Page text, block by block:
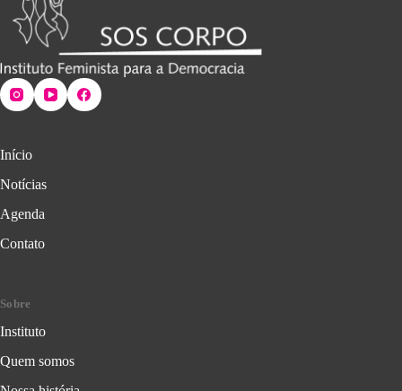
Início
Notícias
Agenda
Contato
Sobre
Instituto
Quem somos